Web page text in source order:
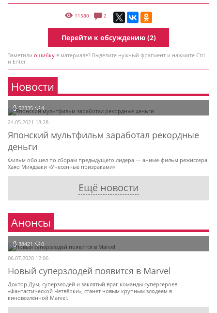
11580 2
Перейти к обсуждению (2)
Заметили ошибку в материале? Выделите нужный фрагмент и нажмите Ctrl
и Enter
Новости
52335 4
24.05.2021 18:28
Японский мультфильм заработал рекордные
деньги
Фильм обошел по сборам предыдущего лидера — аниме-фильм режиссера
Хаяо Миядзаки «Унесенные призраками»
Ещё новости
Анонсы
38421 0
06.07.2020 12:06
Новый суперзлодей появится в Marvel
Доктор Дум, суперзлодей и заклятый враг команды супергероев
«Фантастической Четвёрки», станет новым крупным злодеем в
киновселенной Marvel.